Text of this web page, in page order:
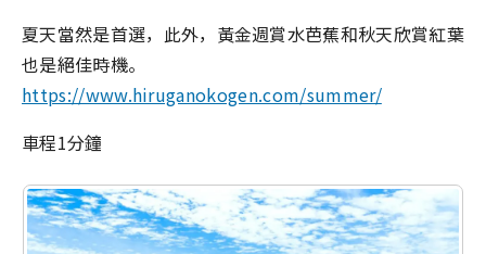
夏天當然是首選，此外，黃金週賞水芭蕉和秋天欣賞紅葉
也是絕佳時機。
https://www.hiruganokogen.com/summer/
車程1分鐘